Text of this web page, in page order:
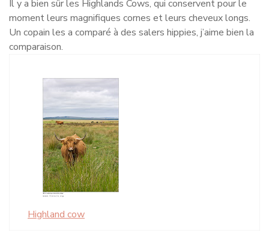
Il y a bien sûr les Highlands Cows, qui conservent pour le
moment leurs magnifiques cornes et leurs cheveux longs.
Un copain les a comparé à des salers hippies, j’aime bien la
comparaison.
Highland cow